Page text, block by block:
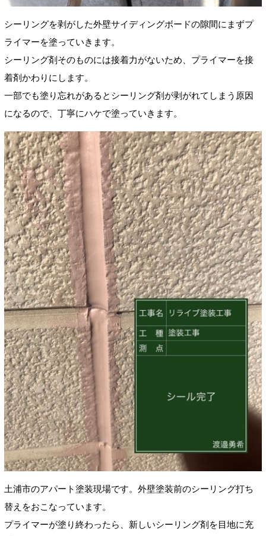
シーリングを剥がした外壁サイディングボードの隙間にまずプ
ライマーを塗っていきます。
シーリング剤そのものには接着力がないため、プライマーを接
着剤かわりにします。
一部でも塗り忘れがあるとシーリング剤が剥がれてしまう原因
になるので、丁寧にハケで塗っていきます。
土浦市のアパート塗装現場です。外壁塗装前のシーリング打ち
替えをおこなっています。
プライマーが塗り終わったら、新しいシーリング剤を目地に充